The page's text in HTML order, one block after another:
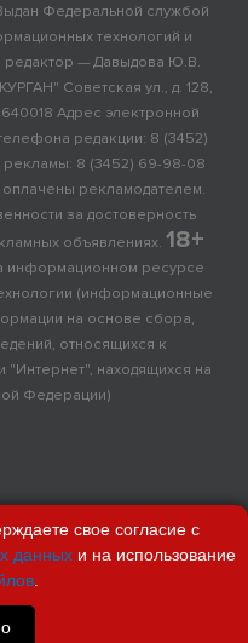
Федеральной службой
технологий и
редактор — Давыдова Ю.В.
Советская ул., д. 128,
Адрес электронной
редакции: 8 (3452)
8 (3452) 69-98-08
рекламодателем.
за достоверность
объявлениях. 18+
информационном ресурсе
(информационные
на основе сбора,
относящихся к
"Интернет", находящихся на
Федерации)
свое согласие с
данныхи на использование
.